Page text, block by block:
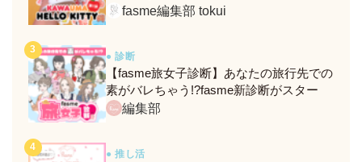
定メニュー＆グッズをレポ！
fasme編集部 tokui
● 診断
【fasme旅女子診断】あなたの旅行先での
素がバレちゃう!?fasme新診断がスター
ト！編集部
● 推し活